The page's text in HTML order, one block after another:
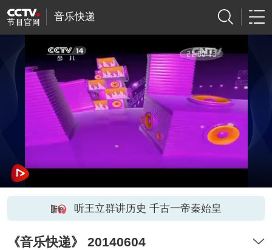
音乐快递
听王立群讲历史 千古一帝秦始皇
《音乐快递》 20140604